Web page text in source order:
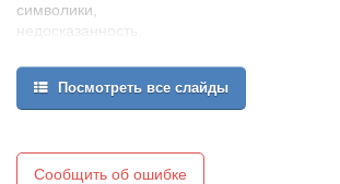
символики,
недосказанность,
таинственность,
загадочность.
Посмотреть все слайды
Сообщить об ошибке